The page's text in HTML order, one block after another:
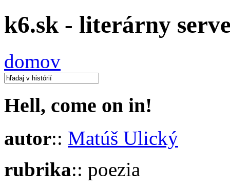
k6.sk - literárny
domov
Hell, come on in!
autor:: Matúš Ulický
rubrika:: poezia